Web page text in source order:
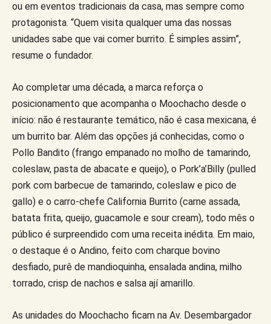
ou em eventos tradicionais da casa, mas sempre como
protagonista. “Quem visita qualquer uma das nossas
unidades sabe que vai comer burrito. É simples assim”,
resume o fundador.
Ao completar uma década, a marca reforça o
posicionamento que acompanha o Moochacho desde o
início: não é restaurante temático, não é casa mexicana, é
um burrito bar. Além das opções já conhecidas, como o
Pollo Bandito (frango empanado no molho de tamarindo,
coleslaw, pasta de abacate e queijo), o Pork’a’Billy (pulled
pork com barbecue de tamarindo, coleslaw e pico de
gallo) e o carro-chefe California Burrito (carne assada,
batata frita, queijo, guacamole e sour cream), todo mês o
público é surpreendido com uma receita inédita. Em maio,
o destaque é o Andino, feito com charque bovino
desfiado, purê de mandioquinha, ensalada andina, milho
torrado, crisp de nachos e salsa ají amarillo.
As unidades do Moochacho ficam na Av. Desembargador